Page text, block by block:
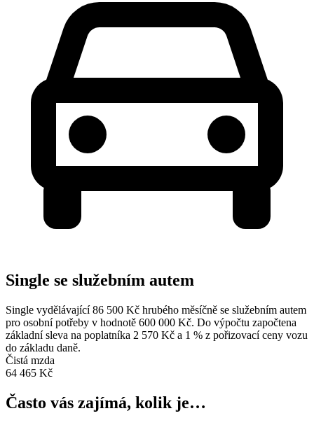
Single se služebním autem
Single vydělávající 86 500 Kč hrubého měsíčně se služebním autem
pro osobní potřeby v hodnotě 600 000 Kč. Do výpočtu započtena
základní sleva na poplatníka 2 570 Kč a 1 % z pořizovací ceny vozu
do základu daně.
Čistá mzda
64 465 Kč
Často vás zajímá, kolik je…